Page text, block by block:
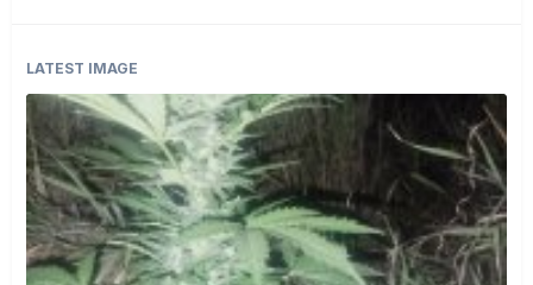
LATEST IMAGE